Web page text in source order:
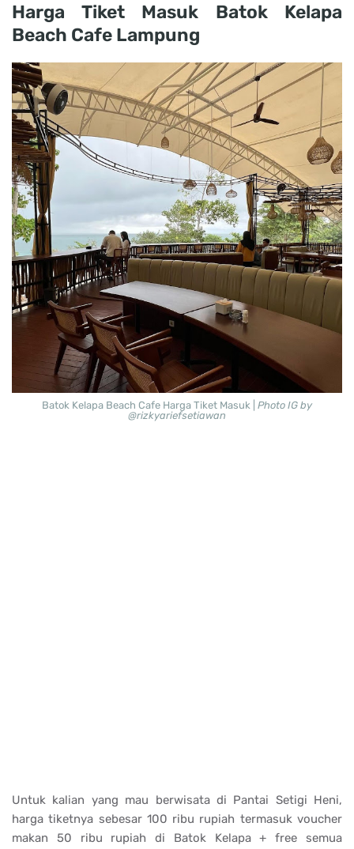
Harga Tiket Masuk Batok Kelapa
Beach Cafe Lampung
Batok Kelapa Beach Cafe Harga Tiket Masuk | Photo IG by
@rizkyariefsetiawan
Untuk kalian yang mau berwisata di Pantai Setigi Heni,
harga tiketnya sebesar 100 ribu rupiah termasuk voucher
makan 50 ribu rupiah di Batok Kelapa + free semua